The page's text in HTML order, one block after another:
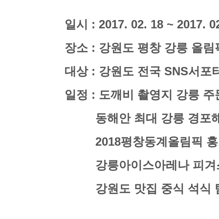
일시 : 2017. 02. 18 ~ 2017.
장소 : 강원도 평창 강릉 올림
대상 : 강원도 전국 SNS서포
일정 : 도깨비 촬영지 강릉 주
동해안 최대 강릉 경포
2018평창동계올림픽 홍
강릉아이스아레나 피겨
강원도 맛집 중식 석식